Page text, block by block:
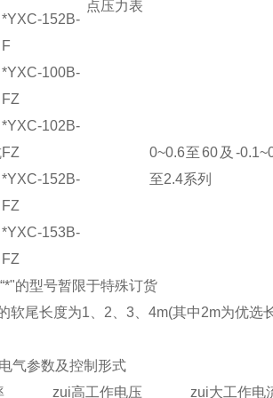
点压力表
*YXC-152B-
F
*YXC-100B-
FZ
*YXC-102B-
FZ
*YXC-152B-
FZ
*YXC-153B-
FZ
0~0.6至60及-
至2.4系列
的型号暂限于特殊订货
软尾长度为1、2、3、4m(其中2m为优选
气参数及控制形式
zui高工作电压 zui大工作电